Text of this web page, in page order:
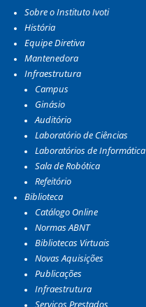
Sobre o Instituto Ivoti
História
Equipe Diretiva
Mantenedora
Infraestrutura
Campus
Ginásio
Auditório
Laboratório de Ciências
Laboratórios de Informática
Sala de Robótica
Refeitório
Biblioteca
Catálogo Online
Normas ABNT
Bibliotecas Virtuais
Novas Aquisições
Publicações
Infraestrutura
Serviços Prestados